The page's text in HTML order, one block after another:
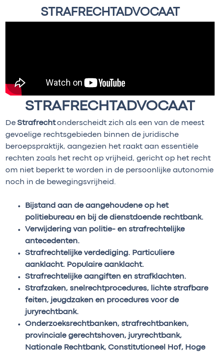
STRAFRECHTADVOCAAT
STRAFRECHTADVOCAAT
De Strafrechtonderscheidt zich als een van de meest
gevoelige rechtsgebieden binnen de juridische
beroepspraktijk, aangezien het raakt aan essentiële
rechten zoals het recht op vrijheid, gericht op het recht
om niet beperkt te worden in de persoonlijke autonomie
noch in de bewegingsvrijheid.
Bijstand aan de aangehoudene op het
politiebureau en bij de dienstdoende rechtbank.
Verwijdering van politie- en strafrechtelijke
antecedenten.
Strafrechtelijke verdediging. Particuliere
aanklacht. Populaire aanklacht.
Strafrechtelijke aangiften en strafklachten.
Strafzaken, snelrechtprocedures, lichte strafbare
feiten, jeugdzaken en procedures voor de
juryrechtbank.
Onderzoeksrechtbanken, strafrechtbanken,
provinciale gerechtshoven, juryrechtbank,
Nationale Rechtbank, Constitutioneel Hof, Hoge